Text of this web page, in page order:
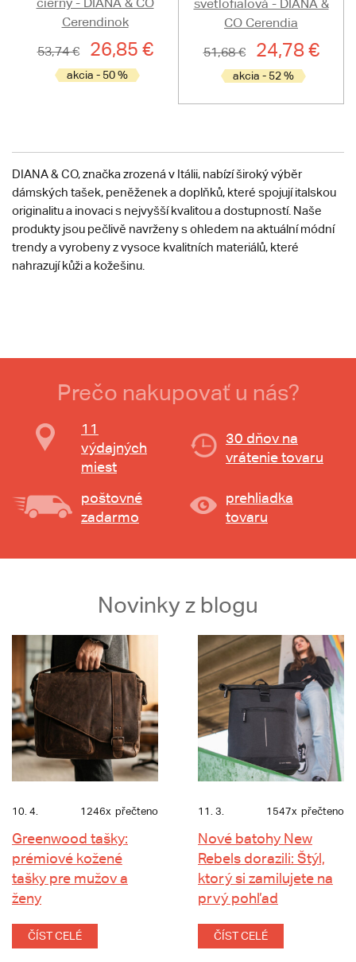
Cerendinok
53,74 €
26,85 €
akcia - 50 %
svetlofialová - DIANA &
CO Cerendia
51,68 €
24,78 €
akcia - 52 %
DIANA & CO, značka zrozená v Itálii, nabízí široký výběr
dámských tašek, peněženek a doplňků, které spojují italskou
originalitu a inovaci s nejvyšší kvalitou a dostupností. Naše
produkty jsou pečlivě navrženy s ohledem na aktuální módní
trendy a vyrobeny z vysoce kvalitních materiálů, které
nahrazují kůži a kožešinu.
Prečo nakupovať u nás?
11
výdajných
miest
30 dňov na
vrátenie tovaru
poštovné
zadarmo
prehliadka
tovaru
Novinky z blogu
10. 4. 1246x přečteno
Greenwood tašky:
prémiové kožené
tašky pre mužov a
ženy
ČÍST CELÉ
11. 3. 1547x přečteno
Nové batohy New
Rebels dorazili: Štýl,
ktorý si zamilujete na
prvý pohľad
ČÍST CELÉ